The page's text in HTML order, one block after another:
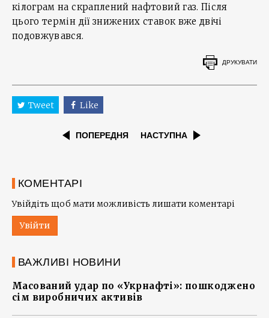
кілограм на скраплений нафтовий газ. Після
цього термін дії знижених ставок вже двічі
подовжувався.
ДРУКУВАТИ
Tweet Like
ПОПЕРЕДНЯ НАСТУПНА
КОМЕНТАРІ
Увійдіть щоб мати можливість лишати коментарі
Увійти
ВАЖЛИВІ НОВИНИ
Масований удар по «Укрнафті»: пошкоджено
сім виробничих активів